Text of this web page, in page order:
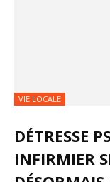
VIE LOCALE
DÉTRESSE
INFIRMIER